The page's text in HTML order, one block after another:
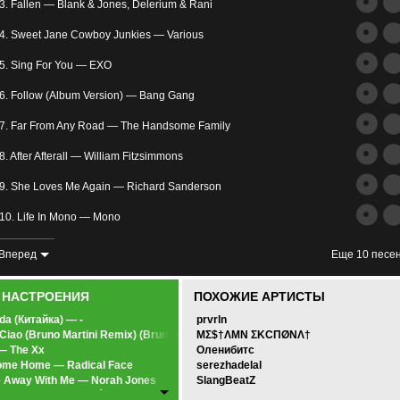
злость
3. Fallen — Blank & Jones, Delerium & Rani
4. Sweet Jane Cowboy Junkies — Various
5. Sing For You — EXO
6. Follow (Album Version) — Bang Gang
7. Far From Any Road — The Handsome Family
8. After Afterall — William Fitzsimmons
9. She Loves Me Again — Richard Sanderson
10. Life In Mono — Mono
11. What Is Love (feat. Cami) — Max Oazo, Cami
I Remember When You Were Good — Last Days
14. I Know You (OST 50 Оттенков Серого) — Skylar Grey
The Age Of The Unicorn — Zero-project
Еще 10 песен
Вперед
НАСТРОЕНИЯ
(Китайка) — -
(Bruno Martini Remix) (Bruno Martini Remix) — Najwa
The Xx
Home — Radical Face
Away With Me — Norah Jones
ПОХОЖИЕ АРТИСТЫ
prvrln
MΣ$†ΛMN ΣKCПØNΛ†
Оленибитс
serezhadelal
SlangBeatZ